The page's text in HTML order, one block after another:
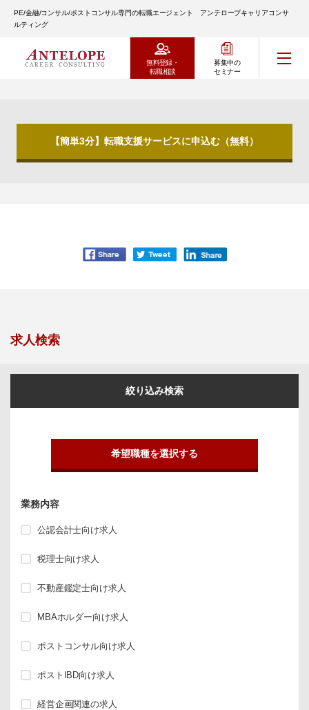
PE/金融/コンサル/ポストコンサル専門の転職エージェント アンテロープキャリアコンサ
ルティング
無料登録・
転職相談
募集中の
セミナー
【簡単3分】転職支援サービスに申込む（無料）
求人検索
絞り込み検索
希望職種を選択する
業務内容
公認会計士向け求人
税理士向け求人
不動産鑑定士向け求人
MBAホルダー向け求人
ポストコンサル向け求人
ポストIBD向け求人
経営企画関連の求人